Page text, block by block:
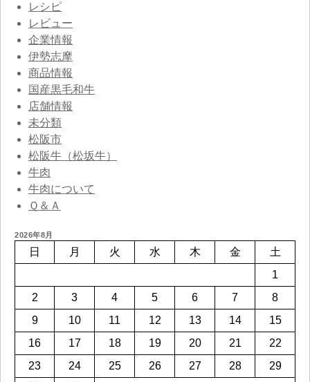
レシピ
レビュー
企業情報
伊勢志摩
商品情報
国産黒毛和牛
店舗情報
未分類
松阪市
松阪牛（松坂牛）
牛肉
牛肉について
Ｑ＆Ａ
2026年8月
日 月 火 水 木 金
土
1
2
3 4 5 6 7
8
9
10 11 12 13 14
15
16
17 18 19 20 21
22
23
24 25 26 27 28
29